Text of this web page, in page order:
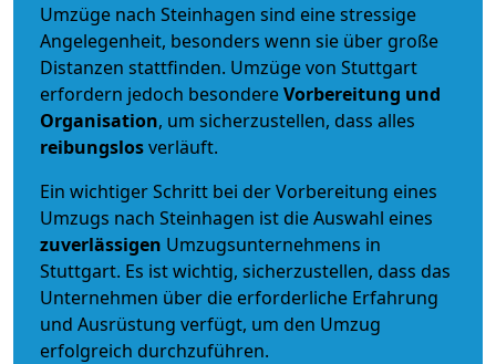
Umzüge nach Steinhagen sind eine stressige
Angelegenheit, besonders wenn sie über große
Distanzen stattfinden. Umzüge von Stuttgart
erfordern jedoch besondereVorbereitung und
Organisation, um sicherzustellen, dass alles
reibungslosverläuft.
Ein wichtiger Schritt bei der Vorbereitung eines
Umzugs nach Steinhagen ist die Auswahl eines
zuverlässigen Umzugsunternehmens in
Stuttgart. Es ist wichtig, sicherzustellen, dass das
Unternehmen über die erforderliche Erfahrung
und Ausrüstung verfügt, um den Umzug
erfolgreich durchzuführen.